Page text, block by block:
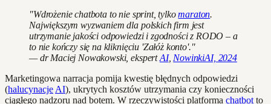
"Wdrożenie chatbota to nie sprint, tylkomaraton.
Największym wyzwaniem dla polskich firm jest
utrzymanie jakości odpowiedzi i zgodności z RODO – a
to nie kończy się na kliknięciu 'Załóż konto'."
— dr Maciej Nowakowski, ekspertAI, NowinkiAI, 2024
Marketingowa narracja pomija kwestię błędnych odpowiedzi
(halucynacje AI), ukrytych kosztów utrzymania czy konieczności
ciągłego nadzoru nad botem. W rzeczywistości platforma chatbot to